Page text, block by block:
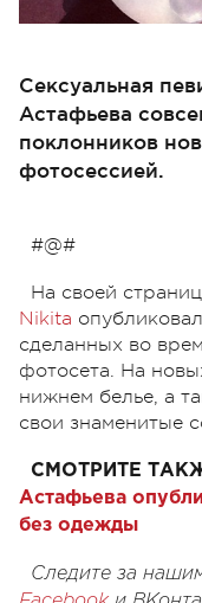
Сексуальная
Астафьева
поклонников
фотосессией.
#@#
На своей
Nikita
сделанных во
фотосета. На
нижнем белье, а
свои знаменитые
СМОТРИТЕ
Астафьева
без одежды
Следите за